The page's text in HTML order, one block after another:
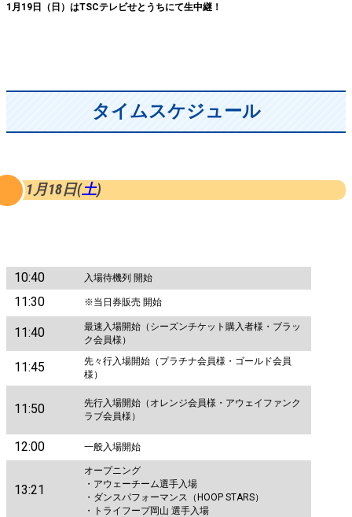
1月19日（日）はTSCテレビせとうちにて生中継！
タイムスケジュール
1月18日(土)
10:40 入場待機列 開始
11:30 ※当日券販売 開始
11:40
最速入場開始（シーズンチケット購入者様・ブラッ
ク会員様）
11:45
先々行入場開始（プラチナ会員様・ゴールド会員
様）
11:50
先行入場開始（オレンジ会員様・アウェイファンク
ラブ会員様）
12:00 一般入場開始
13:21
オープニング
・アウェーチーム選手入場
・ダンスパフォーマンス（HOOP STARS）
・トライフープ岡山 選手入場